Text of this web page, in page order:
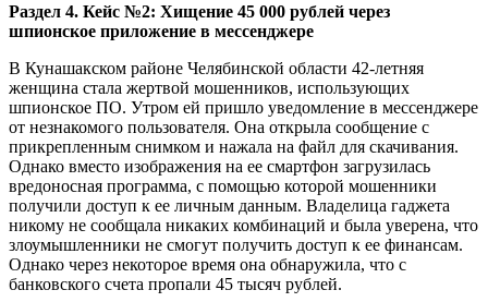
Раздел 4. Кейс №2: Хищение 45 000 рублей через
шпионское приложение в мессенджере
В Кунашакском районе Челябинской области 42-летняя
женщина стала жертвой мошенников, использующих
шпионское ПО. Утром ей пришло уведомление в мессенджере
от незнакомого пользователя. Она открыла сообщение с
прикрепленным снимком и нажала на файл для скачивания.
Однако вместо изображения на ее смартфон загрузилась
вредоносная программа, с помощью которой мошенники
получили доступ к ее личным данным. Владелица гаджета
никому не сообщала никаких комбинаций и была уверена, что
злоумышленники не смогут получить доступ к ее финансам.
Однако через некоторое время она обнаружила, что с
банковского счета пропали 45 тысяч рублей.